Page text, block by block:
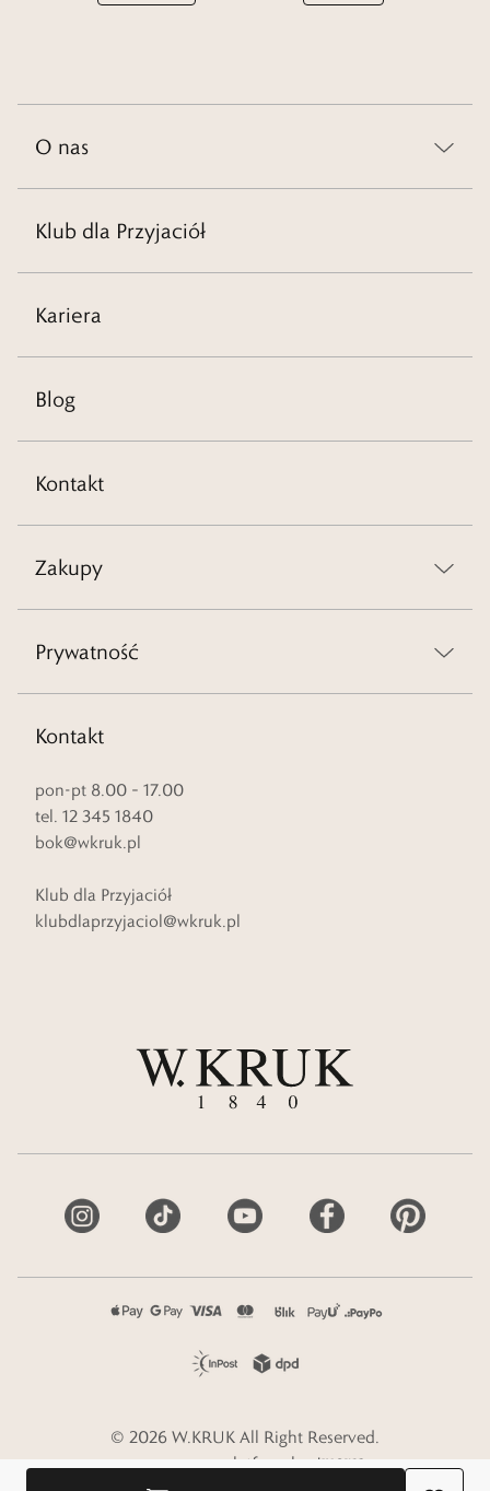
O nas
Klub dla Przyjaciół
Kariera
Blog
Kontakt
Zakupy
Prywatność
Kontakt
pon-pt 8.00 – 17.00
tel. 12 345 1840
bok@wkruk.pl
Klub dla Przyjaciół
klubdlaprzyjaciol@wkruk.pl
© 2026 W.KRUK All Right Reserved.
e-commerce platform by